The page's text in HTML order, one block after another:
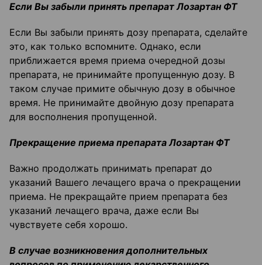
Если Вы забыли принять препарат Лозартан ФТ
Если Вы забыли принять дозу препарата, сделайте
это, как только вспомните. Однако, если
приближается время приема очередной дозы
препарата, не принимайте пропущенную дозу. В
таком случае примите обычную дозу в обычное
время. Не принимайте двойную дозу препарата
для восполнения пропущенной.
Прекращение приема препарата Лозартан ФТ
Важно продолжать принимать препарат до
указаний Вашего лечащего врача о прекращении
приема. Не прекращайте прием препарата без
указаний лечащего врача, даже если Вы
чувствуете себя хорошо.
В случае возникновения дополнительных